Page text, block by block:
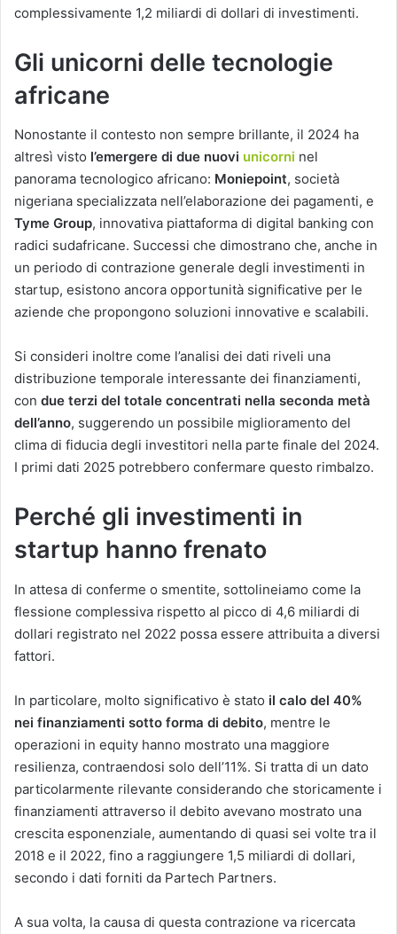
complessivamente 1,2 miliardi di dollari di investimenti.
Gli unicorni delle tecnologie
africane
Nonostante il contesto non sempre brillante, il 2024 ha
altresì visto l’emergere di due nuovi unicorni nel
panorama tecnologico africano: Moniepoint, società
nigeriana specializzata nell’elaborazione dei pagamenti, e
Tyme Group, innovativa piattaforma di digital banking con
radici sudafricane. Successi che dimostrano che, anche in
un periodo di contrazione generale degli investimenti in
startup, esistono ancora opportunità significative per le
aziende che propongono soluzioni innovative e scalabili.
Si consideri inoltre come l’analisi dei dati riveli una
distribuzione temporale interessante dei finanziamenti,
con due terzi del totale concentrati nella seconda metà
dell’anno, suggerendo un possibile miglioramento del
clima di fiducia degli investitori nella parte finale del 2024.
I primi dati 2025 potrebbero confermare questo rimbalzo.
Perché gli investimenti in
startup hanno frenato
In attesa di conferme o smentite, sottolineiamo come la
flessione complessiva rispetto al picco di 4,6 miliardi di
dollari registrato nel 2022 possa essere attribuita a diversi
fattori.
In particolare, molto significativo è stato il calo del 40%
nei finanziamenti sotto forma di debito, mentre le
operazioni in equity hanno mostrato una maggiore
resilienza, contraendosi solo dell’11%. Si tratta di un dato
particolarmente rilevante considerando che storicamente i
finanziamenti attraverso il debito avevano mostrato una
crescita esponenziale, aumentando di quasi sei volte tra il
2018 e il 2022, fino a raggiungere 1,5 miliardi di dollari,
secondo i dati forniti da Partech Partners.
A sua volta, la causa di questa contrazione va ricercata